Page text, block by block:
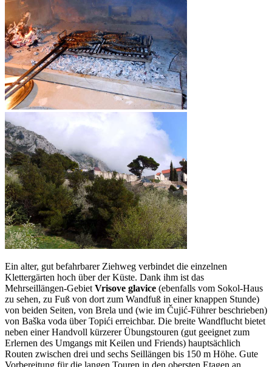
Ein alter, gut befahrbarer Ziehweg verbindet die einzelnen
Klettergärten hoch über der Küste. Dank ihm ist das
Mehrseillängen-Gebiet Vrisove glavice (ebenfalls vom Sokol-Haus
zu sehen, zu Fuß von dort zum Wandfuß in einer knappen Stunde)
von beiden Seiten, von Brela und (wie im Čujić-Führer beschrieben)
von Baška voda über Topići erreichbar. Die breite Wandflucht bietet
neben einer Handvoll kürzerer Übungstouren (gut geeignet zum
Erlernen des Umgangs mit Keilen und Friends) hauptsächlich
Routen zwischen drei und sechs Seillängen bis 150 m Höhe. Gute
Vorbereitung für die langen Touren in den obersten Etagen an